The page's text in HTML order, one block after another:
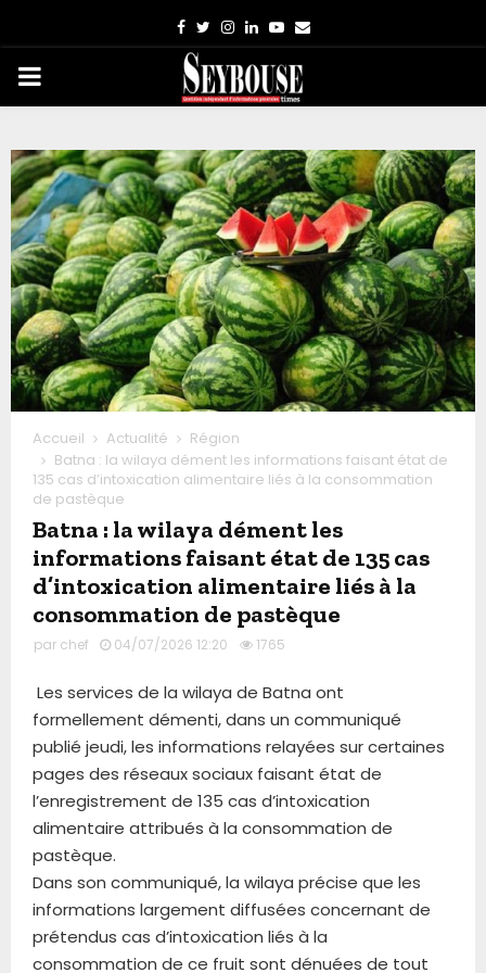
Facebook
TwitterInstagram
LinkedinYoutube
Email
PRIMARY
Accueil Actualité
Région
Batna : la wilaya dément les informations faisant état de
135 cas d’intoxication alimentaire liés à la consommation
de pastèque
Batna : la wilaya dément les
informations faisant état de 135 cas
d’intoxication alimentaire liés à la
consommation de pastèque
par chef 04/07/2026 12:20 1765
Les services de la wilaya de Batna ont
formellement démenti, dans un communiqué
publié jeudi, les informations relayées sur certaines
pages des réseaux sociaux faisant état de
l’enregistrement de 135 cas d’intoxication
alimentaire attribués à la consommation de
pastèque.
Dans son communiqué, la wilaya précise que les
informations largement diffusées concernant de
prétendus cas d’intoxication liés à la
consommation de ce fruit sont dénuées de tout